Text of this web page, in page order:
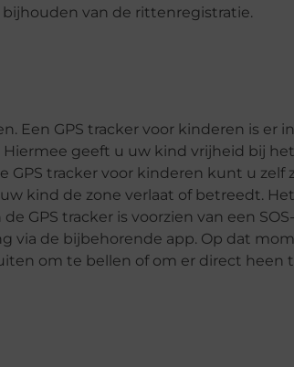
van de rittenregistratie.
Een GPS tracker voor kinderen is er
Hiermee geeft u uw kind vrijheid bij het
GPS tracker voor kinderen kunt u zelf
kind de zone verlaat of betreedt.
GPS tracker is voorzien van een
via de bijbehorende app. Op dat
om te bellen of om er direct heen